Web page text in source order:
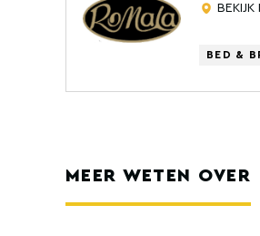
BED &
MEER WETEN OVER